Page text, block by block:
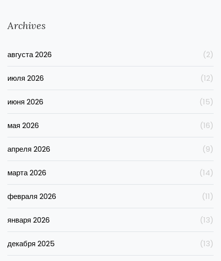
Archives
августа 2026 (2)
июля 2026 (12)
июня 2026 (15)
мая 2026 (16)
апреля 2026 (9)
марта 2026 (14)
февраля 2026 (11)
января 2026 (13)
декабря 2025 (13)